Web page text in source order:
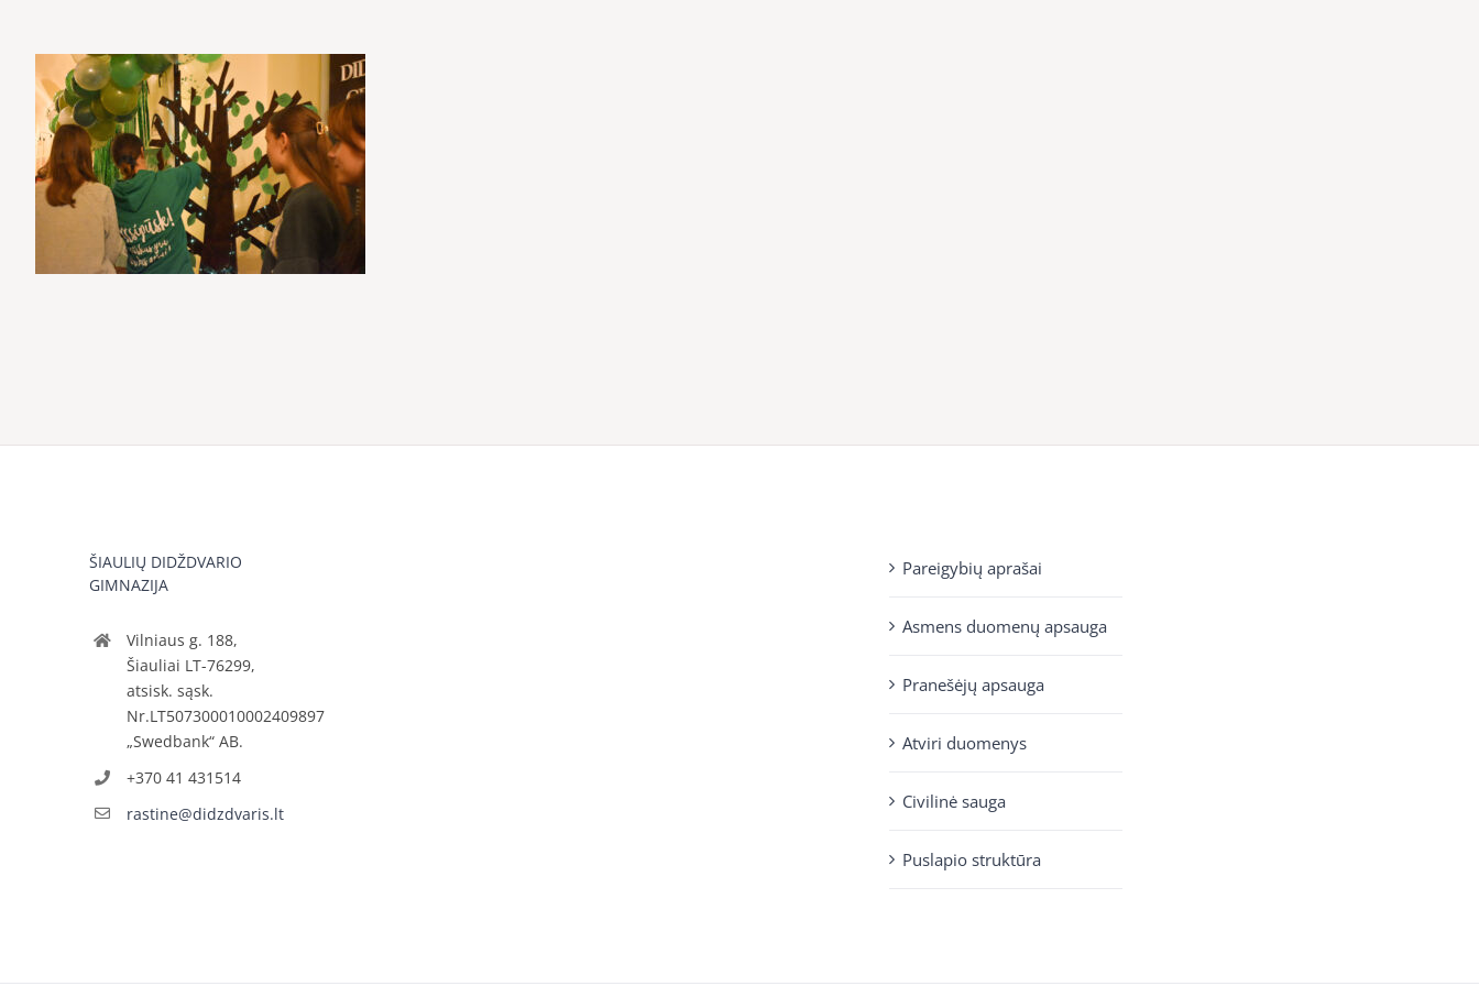
ŠIAULIŲ DIDŽDVARIO
GIMNAZIJA
Vilniaus g. 188,
Šiauliai LT-76299,
atsisk. sąsk.
Nr.LT507300010002409897
„Swedbank“ AB.
+370 41 431514
rastine@didzdvaris.lt
Pareigybių aprašai
Asmens duomenų apsauga
Pranešėjų apsauga
Atviri duomenys
Civilinė sauga
Puslapio struktūra